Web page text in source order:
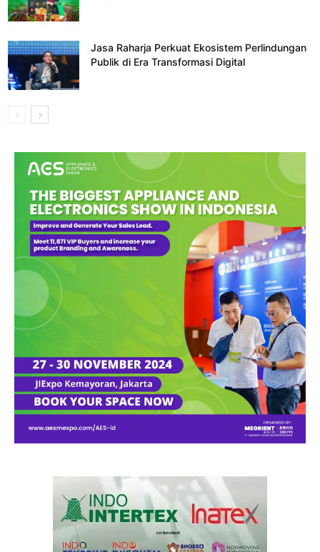
Jasa Raharja Perkuat Ekosistem Perlindungan
Publik di Era Transformasi Digital